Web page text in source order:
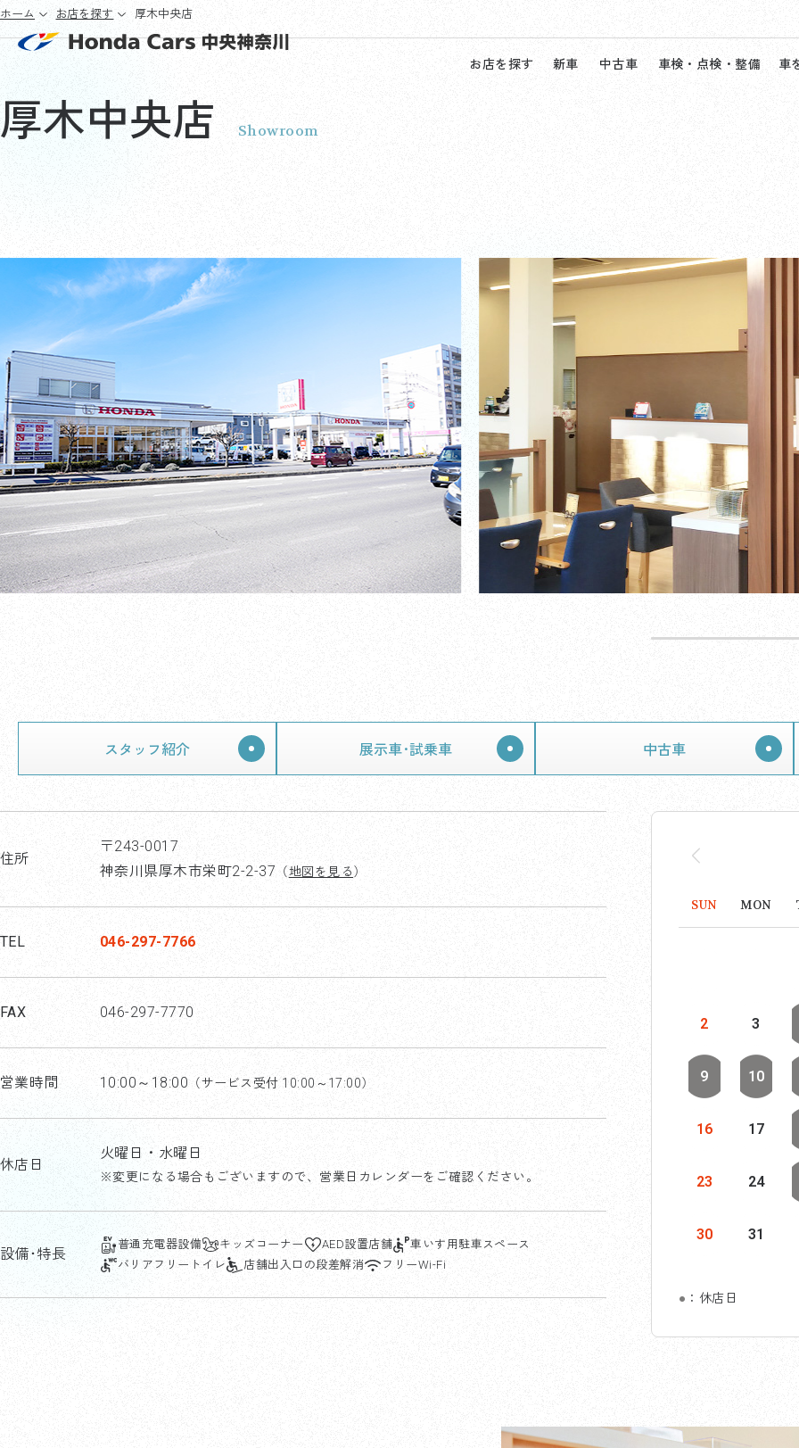
お店を探す 新車 中古車 車検・点検・整備 車
ホーム お店を探す 厚木中央店
厚木中央店 Showroom
スタッフ紹介 展示車･試乗車 中古車
住所
〒243-0017
神奈川県厚木市栄町2-2-37 （地図を見る ）
TEL 046-297-7766
FAX 046-297-7770
営業時間 10:00～18:00 （サービス受付 10:00～17:00）
休店日
火曜日・水曜日
※変更になる場合もございますので、営業日カレンダーをご確認ください。
設備･特長
普通充電器設備 キッズコーナー AED設置店舗
車いす用駐車スペース
バリアフリートイレ
店舗出入口の段差解消 フリーWi-Fi
SUN MON
2 3
9 10
16 17
23 24
30 31
● ：休店日